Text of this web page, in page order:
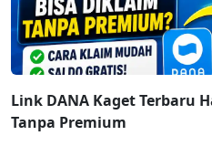
Link DANA Kaget Terbaru
Tanpa Premium